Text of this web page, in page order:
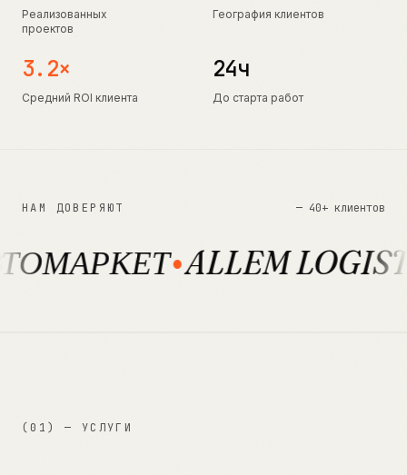
Реализованных
проектов
География клиентов
3.2×
Средний ROI клиента
24ч
До старта работ
НАМ ДОВЕРЯЮТ — 40+ клиентов
ALLEM LOGISTIK•
(01) — УСЛУГИ